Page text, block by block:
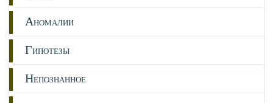
АНОМАЛИИ
ГИПОТЕЗЫ
НЕПОЗНАННОЕ